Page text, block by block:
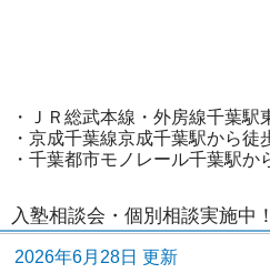
・ＪＲ総武本線・外房線千葉
・京成千葉線京成千葉駅から徒
・千葉都市モノレール千葉駅か
入塾相談会・個別相談実施中！
2026年6月28日 更新